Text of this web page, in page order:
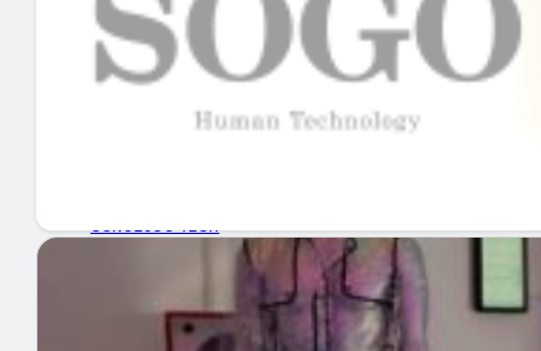
INICIO
EMPRESAS
GUÍA DE COMPRA